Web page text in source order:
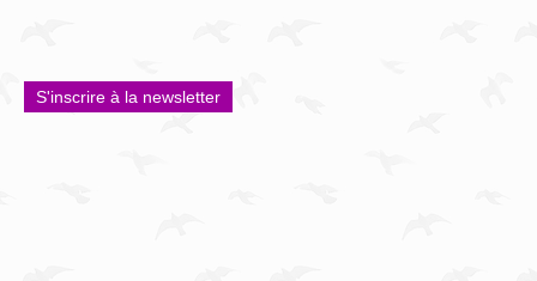
S'inscrire à la newsletter